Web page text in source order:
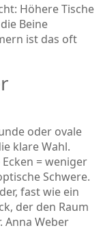
Höhere Tische
Beine
ist das oft
oder ovale
klare Wahl.
= weniger
Schwere.
fast wie ein
der den Raum
Anna Weber